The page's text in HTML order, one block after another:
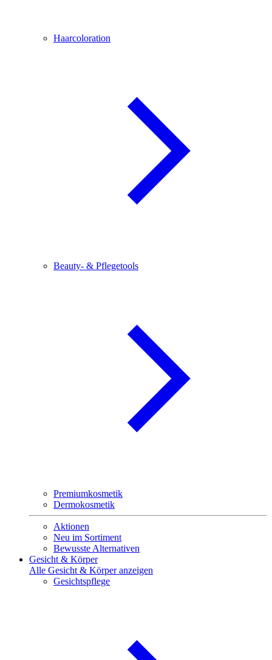
Haarcoloration
Beauty- & Pflegetools
Premiumkosmetik
Dermokosmetik
Aktionen
Neu im Sortiment
Bewusste Alternativen
Gesicht & Körper
Alle Gesicht & Körper anzeigen
Gesichtspflege